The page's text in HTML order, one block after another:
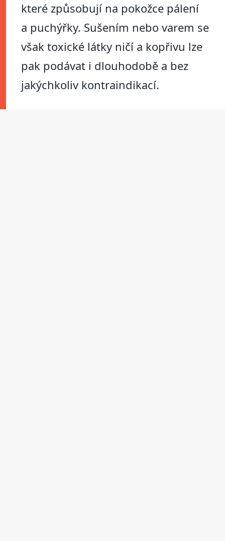
které způsobují na pokožce pálení
a puchýřky. Sušením nebo varem se
však toxické látky ničí a kopřivu lze
pak podávat i dlouhodobě a bez
jakýchkoliv kontraindikací.